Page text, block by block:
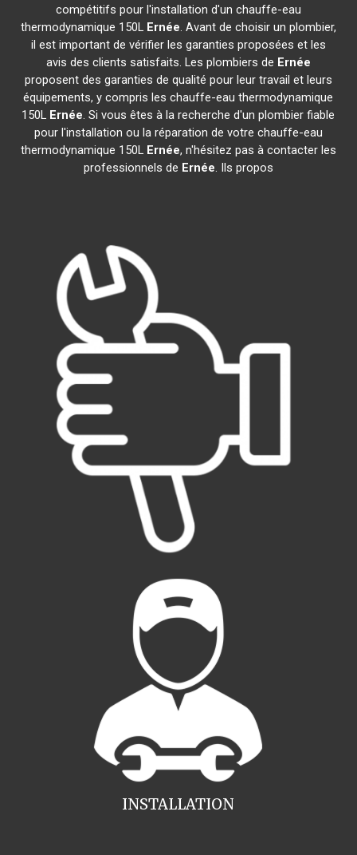
compétitifs pour l'installation d'un chauffe-eau
thermodynamique 150L Ernée. Avant de choisir un plombier,
il est important de vérifier les garanties proposées et les
avis des clients satisfaits. Les plombiers de Ernée
proposent des garanties de qualité pour leur travail et leurs
équipements, y compris les chauffe-eau thermodynamique
150L Ernée. Si vous êtes à la recherche d'un plombier fiable
pour l'installation ou la réparation de votre chauffe-eau
thermodynamique 150L Ernée, n'hésitez pas à contacter les
professionnels de Ernée. Ils propos
INSTALLATION